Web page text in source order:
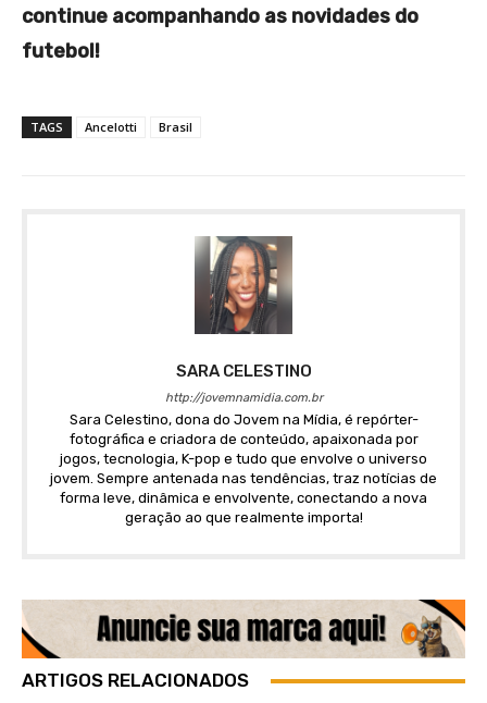
continue acompanhando as novidades do
futebol!
TAGS Ancelotti Brasil
SARA CELESTINO
http://jovemnamidia.com.br
Sara Celestino, dona do Jovem na Mídia, é repórter-
fotográfica e criadora de conteúdo, apaixonada por
jogos, tecnologia, K-pop e tudo que envolve o universo
jovem. Sempre antenada nas tendências, traz notícias de
forma leve, dinâmica e envolvente, conectando a nova
geração ao que realmente importa!
ARTIGOS RELACIONADOS